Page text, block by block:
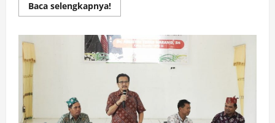
Baca selengkapnya!Read
more
Pendiri
dan
Deklarator
Bahas
Ahmad
Mubarok
Maju
Ketua
Umum
Demokrat